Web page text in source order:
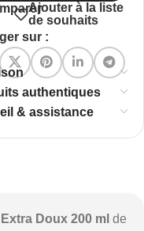
Ajouter à la liste
de souhaits
sur :
authentiques
& assistance
Doux 200 ml de